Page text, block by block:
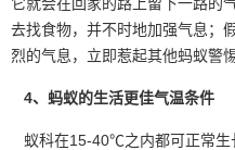
去找食物，并不时地加强气息；
烈的气息，立即惹起其他蚂蚁警
4、蚂蚁的生活更佳气温条件
蚁科在15-40℃之内都可正常